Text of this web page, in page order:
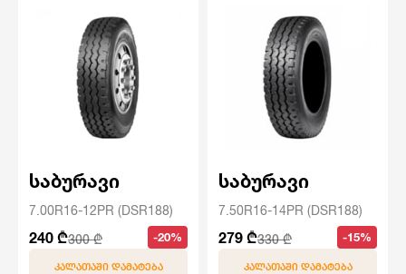
საბურავი
7.00R16-12PR (DSR188)
240 ₾300 ₾ -20%
ᲙᲐᲚᲐᲗᲐᲨᲘ ᲓᲐᲛᲐᲢᲔᲑᲐ
საბურავი
7.50R16-14PR (DSR188)
279 ₾330 ₾ -15%
ᲙᲐᲚᲐᲗᲐᲨᲘ ᲓᲐᲛᲐᲢᲔᲑᲐ